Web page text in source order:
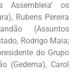
Assembleia’ os
Rubens Pereira
(Assuntos
Rodrigo Maia;
do Grupo
(Gedema), Carol